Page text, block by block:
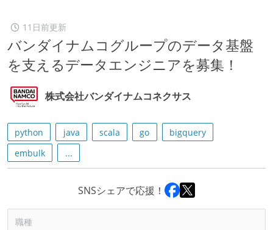
11日前更新
バンダイナムコグループのデータ基盤
を支えるデータエンジニアを募集！
株式会社バンダイナムコネクサス
python java scala go
bigquery
embulk
...
SNSシェアで応援！
職種